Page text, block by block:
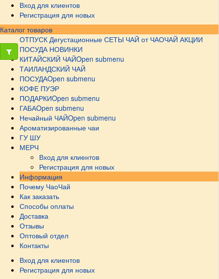
Вход для клиентов
Регистрация для новых
Каталог товаров
ОТПУСК Дегустационные СЕТЫ ЧАЙ от ЧАОЧАЙ АКЦИИ
ПОСУДА НОВИНКИ
КИТАЙСКИЙ ЧАЙOpen submenu
ТАИЛАНДСКИЙ ЧАЙ
ПОСУДАOpen submenu
КОФЕ ПУЭР
ПОДАРКИOpen submenu
ГАБАOpen submenu
Нечайный ЧАЙOpen submenu
Ароматизированные чаи
ГУ ШУ
МЕРЧ
Вход для клиентов
Регистрация для новых
Информация
Почему ЧаоЧай
Как заказать
Способы оплаты
Доставка
Отзывы
Оптовый отдел
Контакты
Вход для клиентов
Регистрация для новых